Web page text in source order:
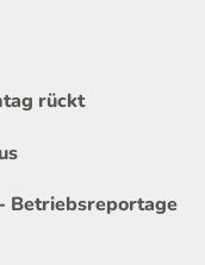
rückt
Betriebsreportage